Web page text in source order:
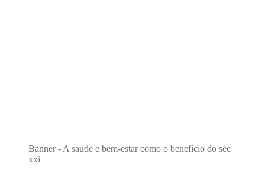
Banner - A saúde e bem-estar como o benefício do séc
xxi